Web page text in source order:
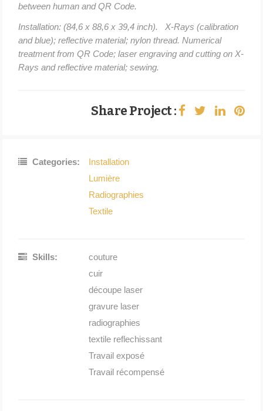
between human and QR Code.
Installation: (84,6 x 88,6 x 39,4 inch). X-Rays (calibration
and blue); reflective material; nylon thread. Numerical
treatment from QR Code; laser engraving and cutting on X-
Rays and reflective material; sewing.
Share Project :
Categories:
Installation
Lumière
Radiographies
Textile
Skills:
couture
cuir
découpe laser
gravure laser
radiographies
textile reflechissant
Travail exposé
Travail récompensé